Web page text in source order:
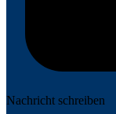
Nachricht schreiben